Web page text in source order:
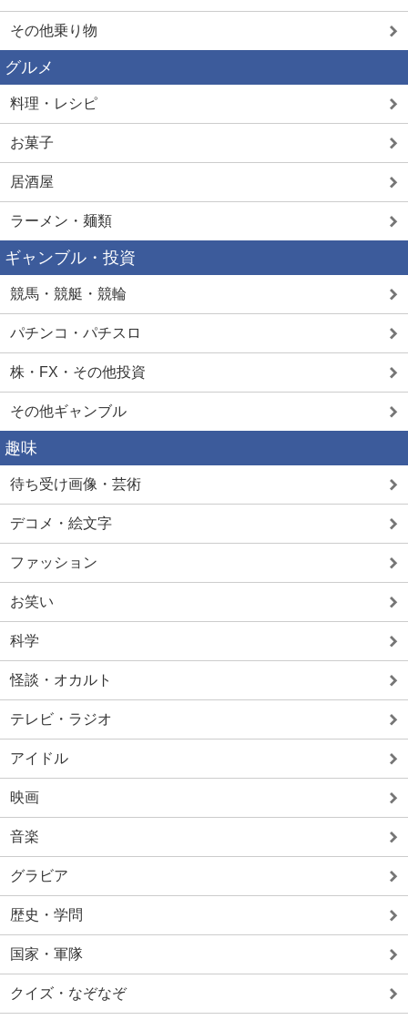
その他乗り物
グルメ
料理・レシピ
お菓子
居酒屋
ラーメン・麺類
ギャンブル・投資
競馬・競艇・競輪
パチンコ・パチスロ
株・FX・その他投資
その他ギャンブル
趣味
待ち受け画像・芸術
デコメ・絵文字
ファッション
お笑い
科学
怪談・オカルト
テレビ・ラジオ
アイドル
映画
音楽
グラビア
歴史・学問
国家・軍隊
クイズ・なぞなぞ